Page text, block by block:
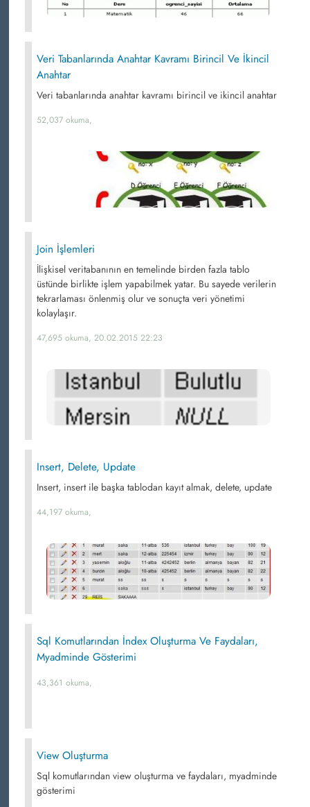
Veri Tabanlarında Anahtar Kavramı Birincil Ve İkincil
Anahtar
Veri tabanlarında anahtar kavramı birincil ve ikincil anahtar
52,037 okuma,
Join İşlemleri
İlişkisel veritabanının en temelinde birden fazla tablo
üstünde birlikte işlem yapabilmek yatar. Bu sayede verilerin
tekrarlaması önlenmiş olur ve sonuçta veri yönetimi
kolaylaşır.
47,695 okuma, 20.02.2015 22:23
Insert, Delete, Update
Insert, insert ile başka tablodan kayıt almak, delete, update
44,197 okuma,
Sql Komutlarından İndex Oluşturma Ve Faydaları,
Myadminde Gösterimi
43,361 okuma,
View Oluşturma
Sql komutlarından view oluşturma ve faydaları, myadminde
gösterimi